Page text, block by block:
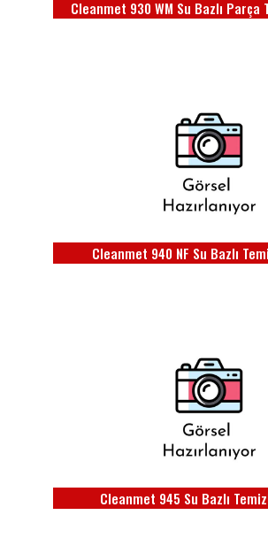
Cleanmet 930 WM Su Bazlı Parça
Cleanmet 940 NF Su Bazlı
Cleanmet 945 Su Bazlı